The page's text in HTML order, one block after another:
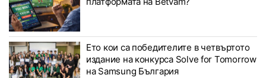
Ето кои са победителите в четвъртото
издание на конкурса Solve for Tomorrow
на Samsung България